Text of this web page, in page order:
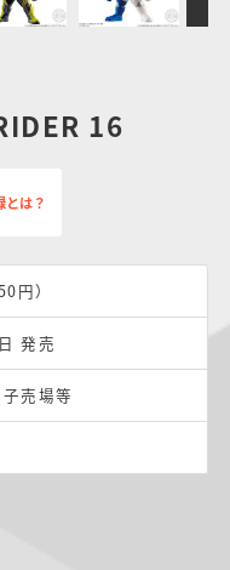
16
とは？
円）
発売
売場等